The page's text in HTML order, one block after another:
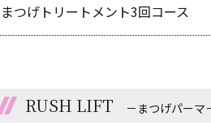
まつげトリートメント3回コース
RUSH LIFT －まつげパーマ